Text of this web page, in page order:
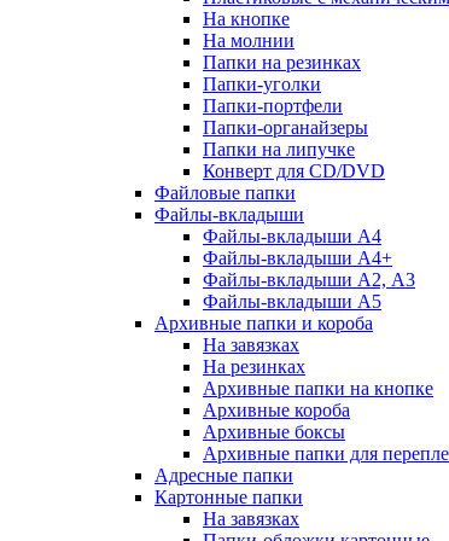
На кнопке
На молнии
Папки на резинках
Папки-уголки
Папки-портфели
Папки-органайзеры
Папки на липучке
Конверт для CD/DVD
Файловые папки
Файлы-вкладыши
Файлы-вкладыши А4
Файлы-вкладыши А4+
Файлы-вкладыши А2, А3
Файлы-вкладыши А5
Архивные папки и короба
На завязках
На резинках
Архивные папки на кнопке
Архивные короба
Архивные боксы
Архивные папки для
Адресные папки
Картонные папки
На завязках